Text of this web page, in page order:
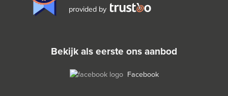
provided by
bekijk als eerste ons aanbod
Facebook